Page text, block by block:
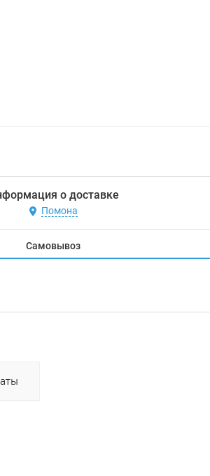
о доставке
Помона
Самовывоз